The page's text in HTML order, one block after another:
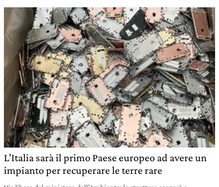
L’Italia sarà il primo Paese europeo ad avere un
impianto per recuperare le terre rare